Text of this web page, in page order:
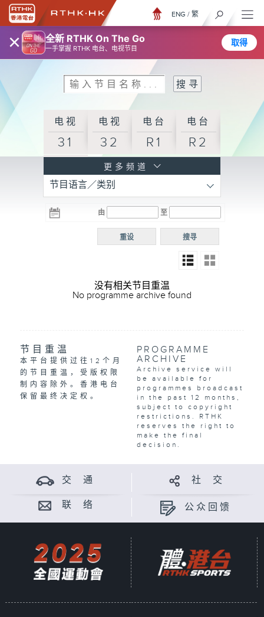
× 全新 RTHK On The Go
一手掌握 RTHK 电台、电视节目
取得
ENG / 繁
电视
31
电视
32
电台
R1
电台
R2
R3
电台 电台
R5
电台
普通
更多频道
节目语言／类别
由 至
搜寻
重设
没有相关节目重温
No programme archive found
节目重温
本平台提供过往12个月
的节目重温，受版权限
制内容除外。香港电台
保留最终决定权。
PROGRAMME
ARCHIVE
Archive service will
be available for
programmes broadcast
in the past 12 months,
subject to copyright
restrictions. RTHK
reserves the right to
make the final
decision.
交 通 社 交
联 络 公众回馈